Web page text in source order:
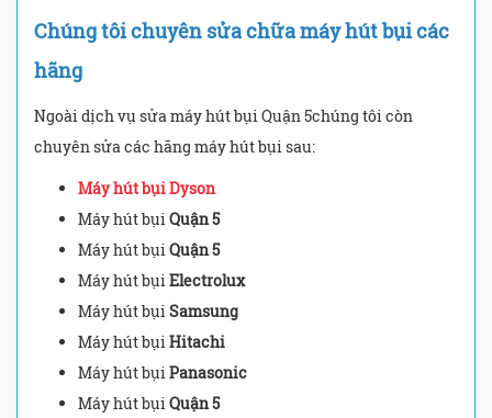
Chúng tôi chuyên sửa chữa máy hút bụi các
hãng
Ngoài dịch vụ sửa máy hút bụi Quận 5chúng tôi còn
chuyên sửa các hãng máy hút bụi sau:
Máy hút bụi Dyson
Máy hút bụi Quận 5
Máy hút bụi Quận 5
Máy hút bụi Electrolux
Máy hút bụi Samsung
Máy hút bụi Hitachi
Máy hút bụi Panasonic
Máy hút bụi Quận 5